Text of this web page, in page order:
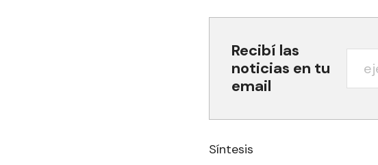
Recibí las
noticias en tu
email
Síntesis